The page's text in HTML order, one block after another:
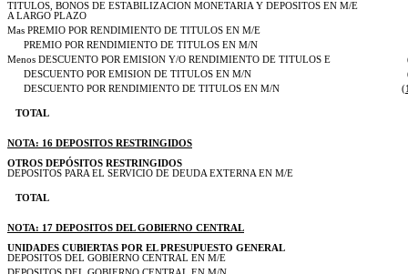
TITULOS, BONOS DE ESTABILIZACION MONETARIA Y DEPOSITOS EN M/E
A LARGO PLAZO
Mas PREMIO POR RENDIMIENTO DE TITULOS EN M/E
PREMIO POR RENDIMIENTO DE TITULOS EN M/N
Menos DESCUENTO POR EMISION Y/O RENDIMIENTO DE TITULOS E
DESCUENTO POR EMISION DE TITULOS EN M/N
DESCUENTO POR RENDIMIENTO DE TITULOS EN M/N
TOTAL
NOTA: 16 DEPOSITOS RESTRINGIDOS
OTROS DEPÓSITOS RESTRINGIDOS
DEPOSITOS PARA EL SERVICIO DE DEUDA EXTERNA EN M/E
TOTAL
NOTA: 17 DEPOSITOS DEL GOBIERNO CENTRAL
UNIDADES CUBIERTAS POR EL PRESUPUESTO GENERAL
DEPOSITOS DEL GOBIERNO CENTRAL EN M/E